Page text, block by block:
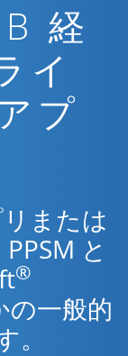
経
イ
プ
または
と
®
一般的